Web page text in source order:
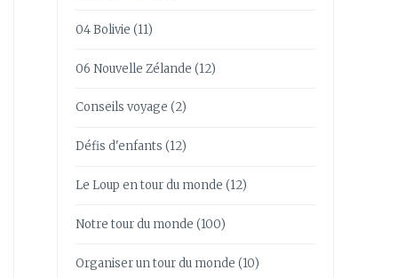
04 Bolivie (11)
06 Nouvelle Zélande (12)
Conseils voyage (2)
Défis d'enfants (12)
Le Loup en tour du monde (12)
Notre tour du monde (100)
Organiser un tour du monde (10)